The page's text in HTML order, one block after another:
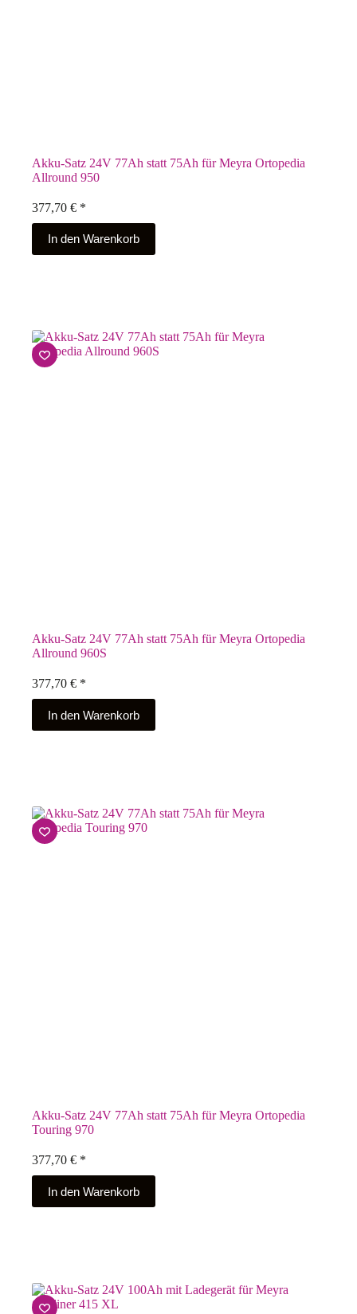
Akku-Satz 24V 77Ah statt 75Ah für Meyra Ortopedia
Allround 950
377,70 € *
In den Warenkorb
Akku-Satz 24V 77Ah statt 75Ah für Meyra Ortopedia
Allround 960S
377,70 € *
In den Warenkorb
Akku-Satz 24V 77Ah statt 75Ah für Meyra Ortopedia
Touring 970
377,70 € *
In den Warenkorb